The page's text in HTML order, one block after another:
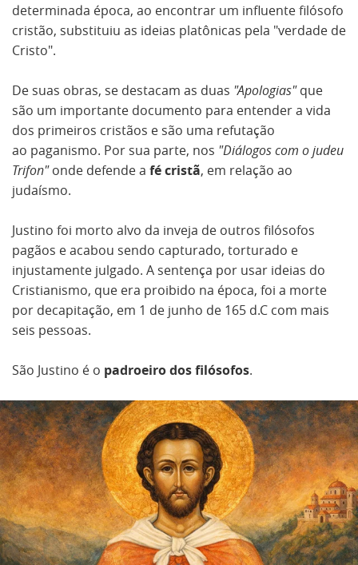
determinada época, ao encontrar um influente filósofo
cristão, substituiu as ideias platônicas pela "verdade de
Cristo".
De suas obras, se destacam as duas "Apologias"que
são um importante documento para entender a vida
dos primeiros cristãos e são uma refutação
ao paganismo. Por sua parte, nos "Diálogos com o judeu
Trifon"onde defende a fécristã, em relação ao
judaísmo.
Justino foi morto alvo da inveja de outros filósofos
pagãos e acabou sendo capturado, torturado e
injustamente julgado. A sentença por usar ideias do
Cristianismo, que era proibido na época, foi a morte
por decapitação, em 1 de junho de 165 d.C com mais
seis pessoas.
São Justino é o padroeiro dos filósofos.